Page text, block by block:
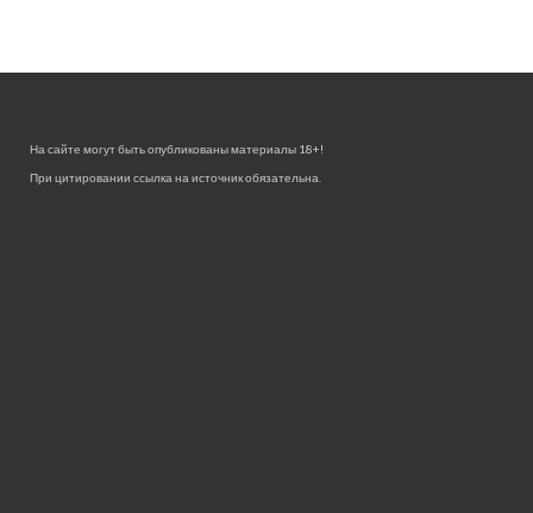
На сайте могут быть опубликованы материалы 18+!
При цитировании ссылка на источник обязательна.